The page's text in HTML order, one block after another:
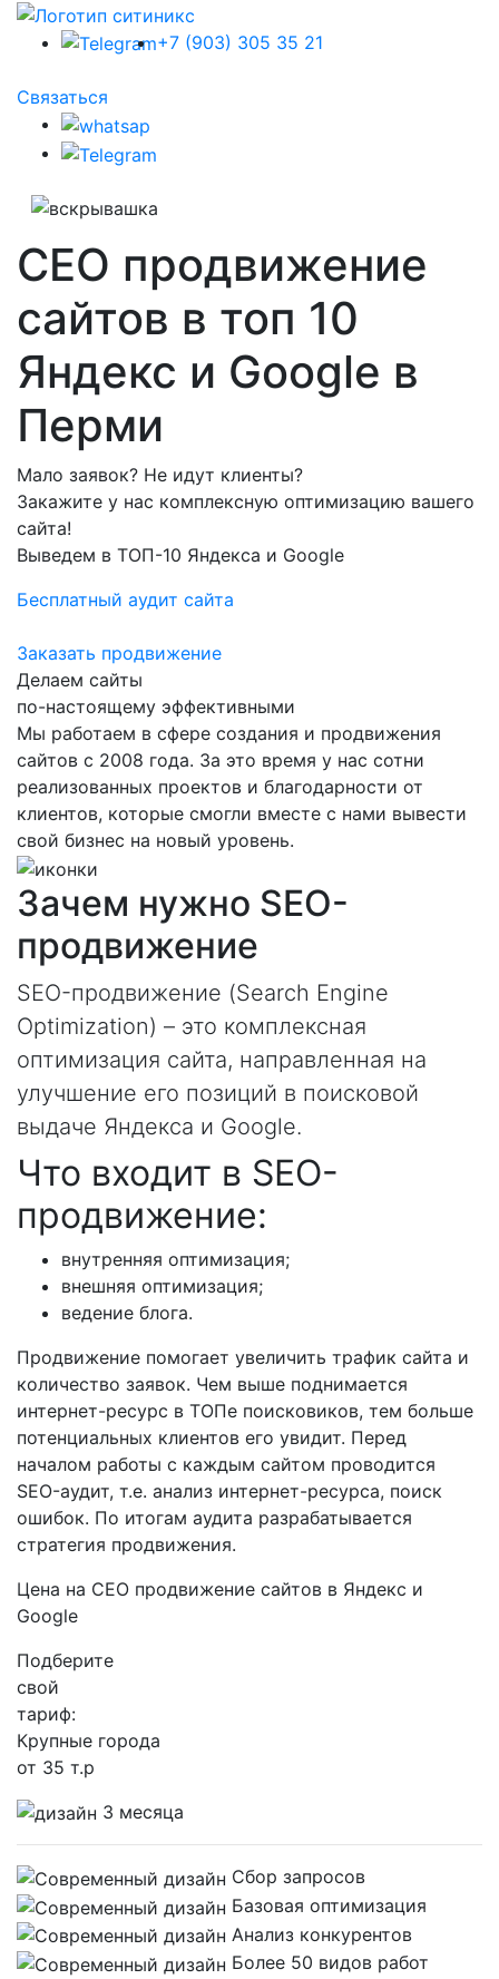
+7 (903) 305 35 21
Связаться
СЕО продвижение
сайтов в топ 10
Яндекс и Google в
Перми
Мало заявок? Не идут клиенты?
Закажите у нас комплексную оптимизацию вашего
сайта!
Выведем в ТОП-10 Яндекса и Google
Бесплатный аудит сайта
Заказать продвижение
Делаем сайты
по-настоящему эффективными
Мы работаем в сфере создания и продвижения
сайтов с 2008 года. За это время у нас сотни
реализованных проектов и благодарности от
клиентов, которые смогли вместе с нами вывести
свой бизнес на новый уровень.
Зачем нужно SEO-
продвижение
SEO-продвижение (Search Engine
Optimization) – это комплексная
оптимизация сайта, направленная на
улучшение его позиций в поисковой
выдаче Яндекса и Google.
Что входит в SEO-
продвижение:
внутренняя оптимизация;
внешняя оптимизация;
ведение блога.
Продвижение помогает увеличить трафик сайта и
количество заявок. Чем выше поднимается
интернет-ресурс в ТОПе поисковиков, тем больше
потенциальных клиентов его увидит. Перед
началом работы с каждым сайтом проводится
SEO-аудит, т.е. анализ интернет-ресурса, поиск
ошибок. По итогам аудита разрабатывается
стратегия продвижения.
Цена на СЕО продвижение сайтов в Яндекс и
Google
Подберите
свой
тариф:
Крупные города
от 35 т.р
3 месяца
Сбор запросов
Базовая оптимизация
Анализ конкурентов
Более 50 видов работ